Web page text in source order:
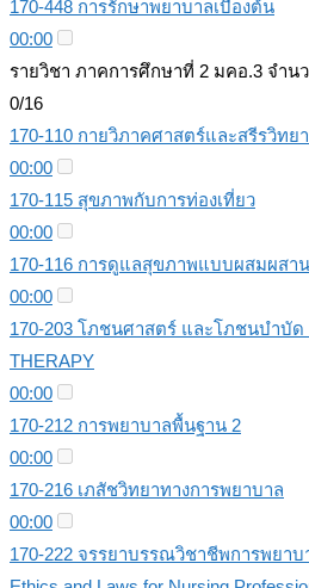
170-448 การรักษาพยาบาลเบื้องต้น
00:00
รายวิชา ภาคการศึกษาที่ 2 มคอ.3 จำน
0/16
170-110 กายวิภาคศาสตร์และสรีรวิทย
00:00
170-115 สุขภาพกับการท่องเที่ยว
00:00
170-116 การดูแลสุขภาพแบบผสมผสาน
00:00
170-203 โภชนศาสตร์ และโภชนบําบัด
THERAPY
00:00
170-212 การพยาบาลพื้นฐาน 2
00:00
170-216 เภสัชวิทยาทางการพยาบาล
00:00
170-222 จรรยาบรรณวิชาชีพการพยา